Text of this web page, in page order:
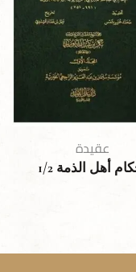
عقيدة
أهل الذمة 1/2